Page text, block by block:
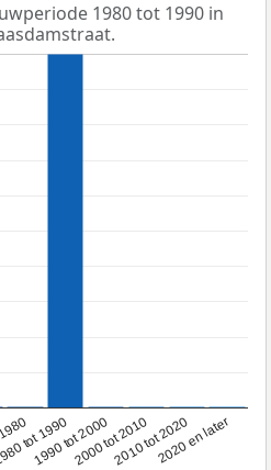
1980 tot 1990 in
tot 1990
1990 tot 20002000 tot 20102010 tot 20202020 en later